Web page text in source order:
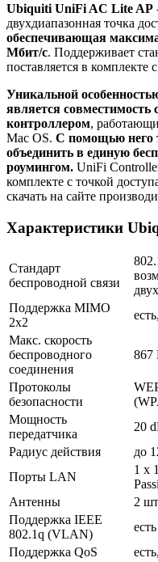
Ubiquiti UniFi AC Lite AP
двухдиапазонная точка
обеспечивающая
Мбит/с. Поддерживает
поставляется в комплекте
Уникальной
является
контроллером,
Mac OS. С помощью него
объединить в единую
роумингом. UniFi
комплекте с точкой
скачать на сайте
Характеристики
Стандарт
беспроводной связи
Поддержка MIMO
2x2
Макс. скорость
беспроводного
соединения
867
Протоколы
безопасности
Мощность
передатчика
20
Радиус действия
до
Порты LAN
1 x
Антенны
2
Поддержка IEEE
802.1q (VLAN)
есть
Поддержка QoS